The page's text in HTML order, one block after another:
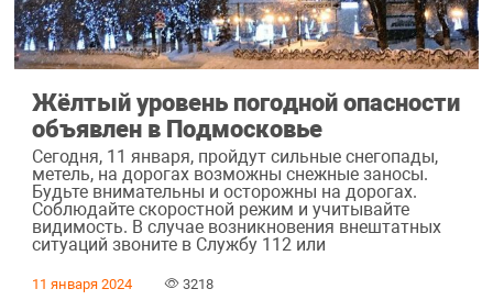
Жёлтый уровень погодной опасности
объявлен в Подмосковье
Сегодня, 11 января, пройдут сильные снегопады,
метель, на дорогах возможны снежные заносы.
Будьте внимательны и осторожны на дорогах.
Соблюдайте скоростной режим и учитывайте
видимость. В случае возникновения внештатных
ситуаций звоните в Службу 112 или
11 января 2024 3218